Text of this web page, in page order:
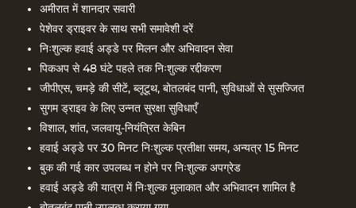
अमीरात में शानदार सवारी
पेशेवर ड्राइवर के साथ सभी समावेशी दरें
निःशुल्क हवाई अड्डे पर मिलन और अभिवादन सेवा
पिकअप से 48 घंटे पहले तक निःशुल्क रद्दीकरण
जीपीएस, चमड़े की सीटें, ब्लूटूथ, बोतलबंद पानी, सुविधाओं से सुसज्जित
सुगम ड्राइव के लिए उन्नत सुरक्षा सुविधाएँ
विशाल, शांत, जलवायु-नियंत्रित केबिन
हवाई अड्डे पर 30 मिनट निःशुल्क प्रतीक्षा समय, अन्यत्र 15 मिनट
बुक की गई कार उपलब्ध न होने पर निःशुल्क अपग्रेड
हवाई अड्डे की यात्रा में निःशुल्क मुलाकात और अभिवादन शामिल है